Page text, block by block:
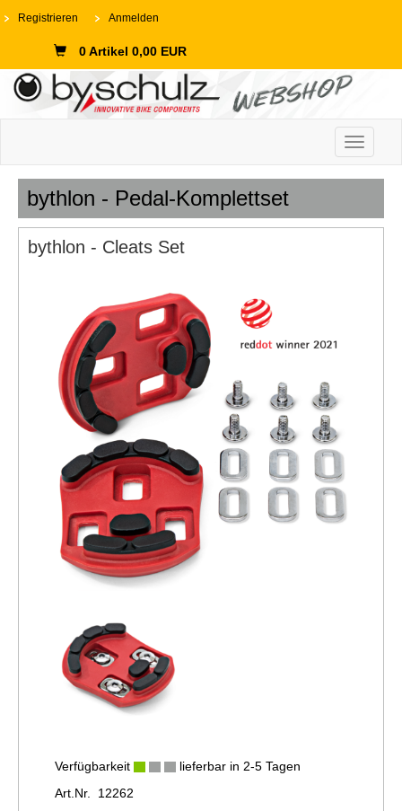
Registrieren Anmelden
0 Artikel 0,00 EUR
Toggle
bythlon - Pedal-Komplettset
bythlon - Cleats Set
Verfügbarkeit
lieferbar in 2-5 Tagen
Art.Nr. 12262